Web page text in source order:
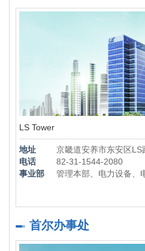
LS Tower
地址
京畿道安养市东安区LS
电话
82-31-1544-2080
事业部
管理本部、电力设备、
首尔办事处